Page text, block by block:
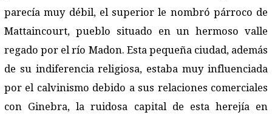
parecía muy débil, el superior le nombró párroco de
Mattaincourt, pueblo situado en un hermoso valle
regado por el río Madon. Esta pequeña ciudad, además
de su indiferencia religiosa, estaba muy influenciada
por el calvinismo debido a sus relaciones comerciales
con Ginebra, la ruidosa capital de esta herejía en